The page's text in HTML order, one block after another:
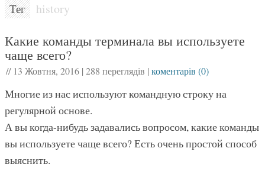
Тег history
Какие команды терминала вы используете
чаще всего?
// 13 Жовтня, 2016| 288 переглядів | коментарів (0)
Многие из нас используют командную строку на
регулярной основе.
А вы когда-нибудь задавались вопросом, какие команды
вы используете чаще всего? Есть очень простой способ
выяснить.